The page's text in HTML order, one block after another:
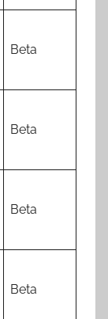
Beta
Beta
Beta
Beta